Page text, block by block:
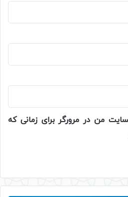
من در مرورگر برای زمانی که